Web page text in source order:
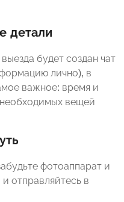
детали
будет создан чат
лично), в
важное: время и
вещей
фотоаппарат и
отправляйтесь в